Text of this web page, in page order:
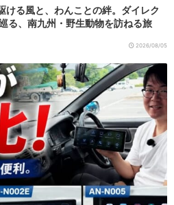
ける風と、わんことの絆。ダイレク
る、南九州・野生動物を訪ねる旅
2026/08/05